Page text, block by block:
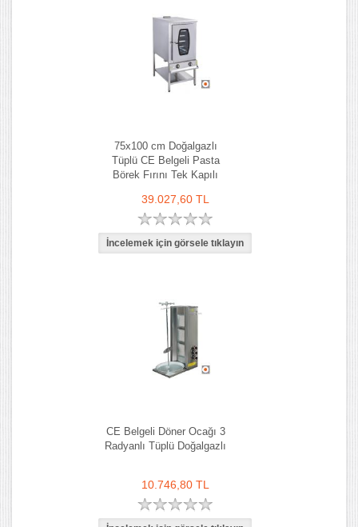
75x100 cm Doğalgazlı
Tüplü CE Belgeli Pasta
Börek Fırını Tek Kapılı
39.027,60 TL
CE Belgeli Döner Ocağı 3
Radyanlı Tüplü Doğalgazlı
10.746,80 TL